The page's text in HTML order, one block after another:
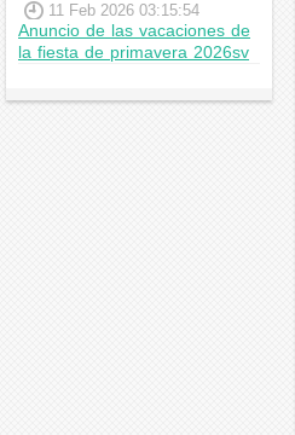
11 Feb 2026 03:15:54
Anuncio de las vacaciones de
la fiesta de primavera 2026sv